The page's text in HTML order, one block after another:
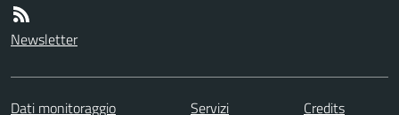
Newsletter
Dati monitoraggio Servizi Credits